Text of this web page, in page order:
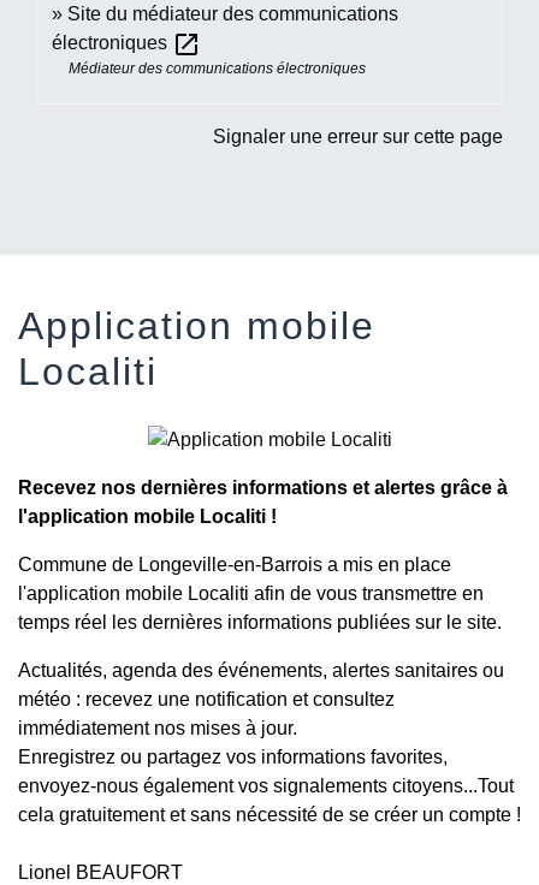
Site du médiateur des communications
électroniques open_in_new
Médiateur des communications électroniques
Signaler une erreur sur cette page
Application mobile
Localiti
Recevez nos dernières informations et alertes grâce à
l'application mobile Localiti !
Commune de Longeville-en-Barrois a mis en place
l'application mobile Localiti afin de vous transmettre en
temps réel les dernières informations publiées sur le site.
Actualités, agenda des événements, alertes sanitaires ou
météo : recevez une notification et consultez
immédiatement nos mises à jour.
Enregistrez ou partagez vos informations favorites,
envoyez-nous également vos signalements citoyens...Tout
cela gratuitement et sans nécessité de se créer un compte !
Lionel BEAUFORT